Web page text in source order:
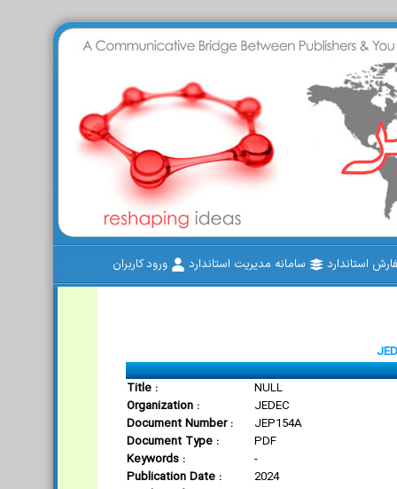
استاندارد سامانه مدیریت استاندارد ورود کاربران
Title :
NULL
Organization :
JEDEC
Document Number :
JEP154A
Document Type :
PDF
Keywords :
-
Publication Date :
2024